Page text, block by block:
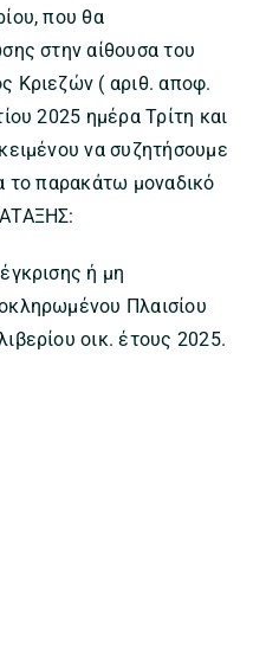
που θα
στην αίθουσα του
Κριεζών ( αριθ. αποφ.
2025 ημέρα Τρίτη και
να συζητήσουμε
το παρακάτω μοναδικό
ή μη
Πλαισίου
οικ. έτους 2025.